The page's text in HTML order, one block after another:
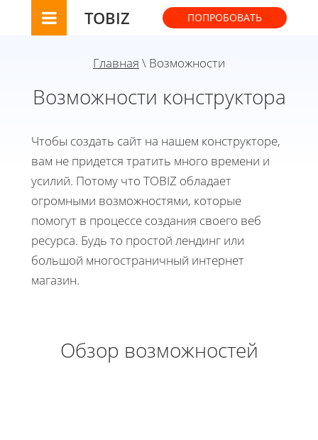
TOBIZ ПОПРОБОВАТЬ
Главная \ Возможности
Возможности конструктора
Чтобы создать сайт на нашем конструкторе,
вам не придется тратить много времени и
усилий. Потому что TOBIZ обладает
огромными возможностями, которые
помогут в процессе создания своего веб
ресурса. Будь то простой лендинг или
большой многостраничный интернет
магазин.
Обзор возможностей